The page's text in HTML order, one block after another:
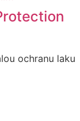
ochranu laku